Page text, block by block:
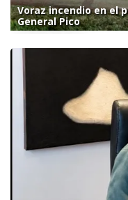
Voraz incendio en el
General Pico